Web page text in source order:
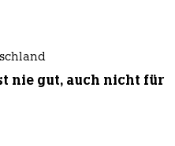
nie gut, auch nicht für